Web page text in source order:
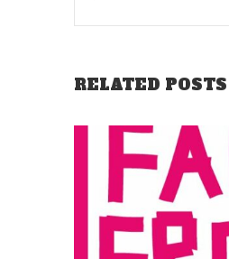
RELATED POSTS